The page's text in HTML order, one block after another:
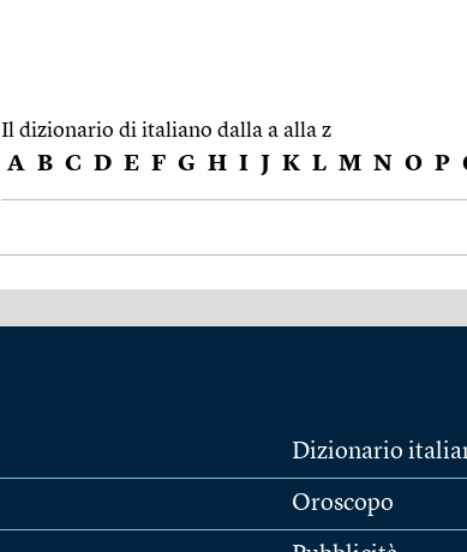
Il dizionario di italiano dalla a alla z
A B C D E F G H I J K L M N O P
Dizionario
Oroscopo